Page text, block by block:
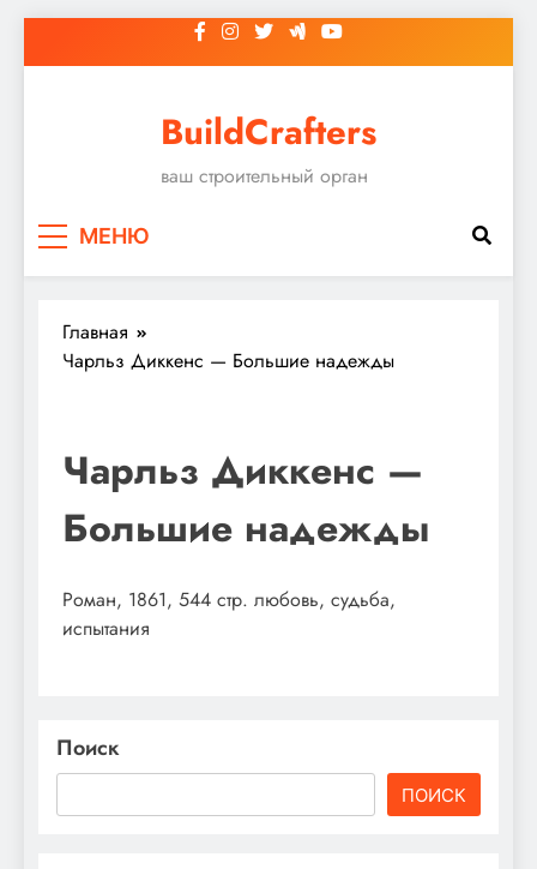
к
BuildCrafters
ваш строительный орган
МЕНЮ
Главная
Чарльз Диккенс — Большие надежды
Чарльз Диккенс —
Большие надежды
Роман, 1861, 544 стр. любовь, судьба,
испытания
Поиск
ПОИСК